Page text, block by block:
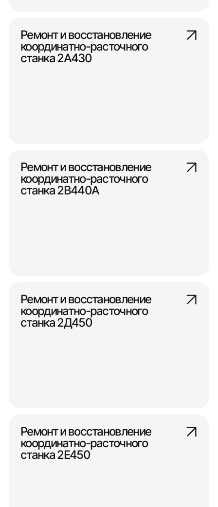
Ремонт и восстановление
координатно-расточного
станка 2А430
Ремонт и восстановление
координатно-расточного
станка 2В440А
Ремонт и восстановление
координатно-расточного
станка 2Д450
Ремонт и восстановление
координатно-расточного
станка 2Е450